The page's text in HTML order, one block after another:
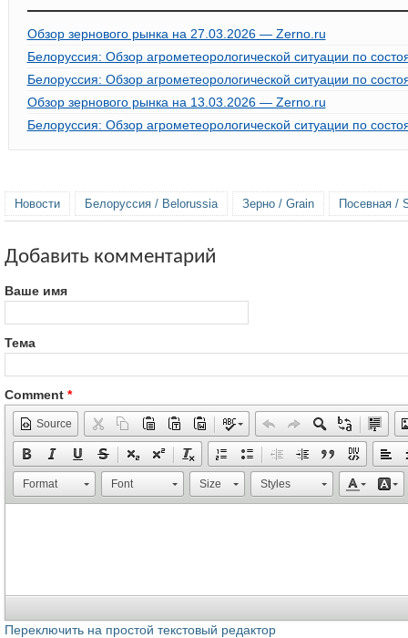
Обзор зернового рынка на 27.03.2026 — Zerno.ru
Белоруссия: Обзор агрометеорологической ситуации по
Белоруссия: Обзор агрометеорологической ситуации по
Обзор зернового рынка на 13.03.2026 — Zerno.ru
Белоруссия: Обзор агрометеорологической ситуации по
Новости Белоруссия / Belorussia Зерно / Grain Посевная /
Добавить комментарий
Ваше имя
Тема
Comment *
Source
Format Font Size Styles
Переключить на простой текстовый редактор